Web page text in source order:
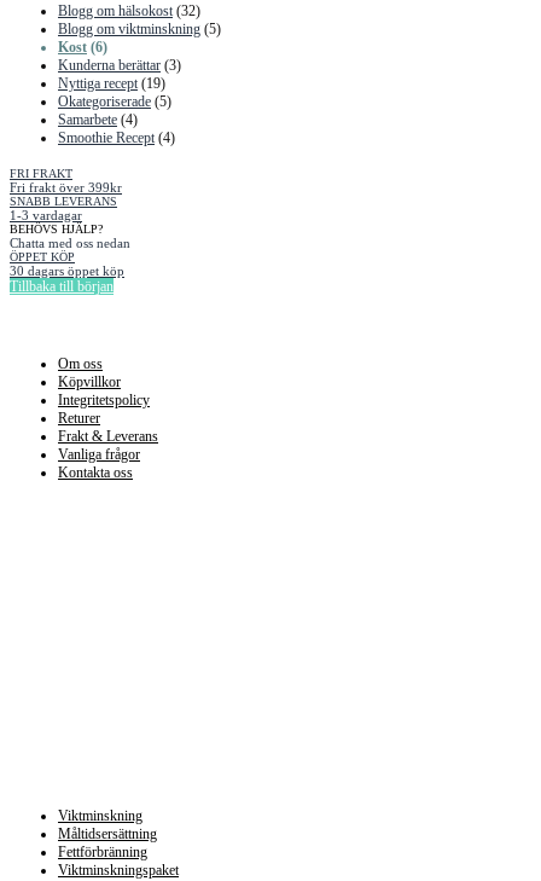
Blogg om hälsokost (32)
Blogg om viktminskning (5)
Kost (6)
Kunderna berättar (3)
Nyttiga recept (19)
Okategoriserade (5)
Samarbete (4)
Smoothie Recept (4)
FRI FRAKT
Fri frakt över 399kr
SNABB LEVERANS
1-3 vardagar
BEHÖVS HJÄLP?
Chatta med oss nedan
ÖPPET KÖP
30 dagars öppet köp
Tillbaka till början
Om oss
Köpvillkor
Integritetspolicy
Returer
Frakt & Leverans
Vanliga frågor
Kontakta oss
Viktminskning
Måltidsersättning
Fettförbränning
Viktminskningspaket